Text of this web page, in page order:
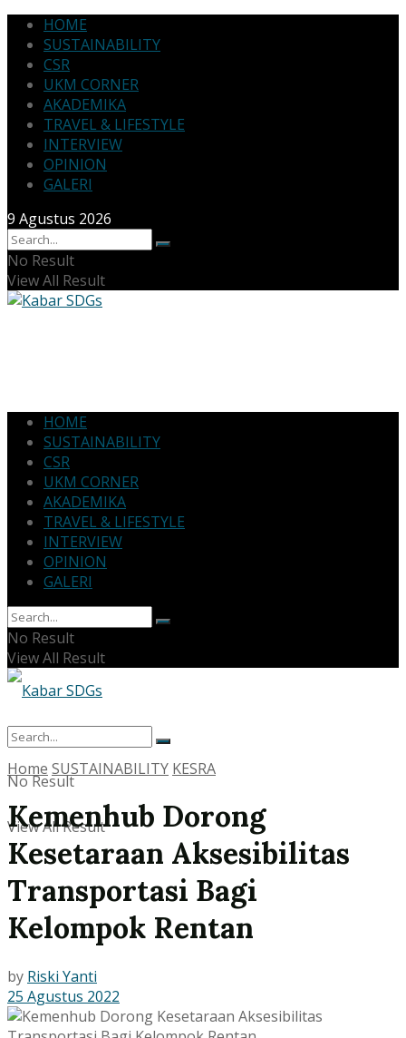
HOME
SUSTAINABILITY
CSR
UKM CORNER
AKADEMIKA
TRAVEL & LIFESTYLE
INTERVIEW
OPINION
GALERI
9 Agustus 2026
No Result
View All Result
HOME
SUSTAINABILITY
CSR
UKM CORNER
AKADEMIKA
TRAVEL & LIFESTYLE
INTERVIEW
OPINION
GALERI
No Result
View All Result
No Result
View All Result
Home SUSTAINABILITY KESRA
Kemenhub Dorong
Kesetaraan Aksesibilitas
Transportasi Bagi
Kelompok Rentan
by Riski Yanti
25 Agustus 2022